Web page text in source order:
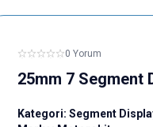
0 Yorum
25mm 7 Segment
Kategori: Segment